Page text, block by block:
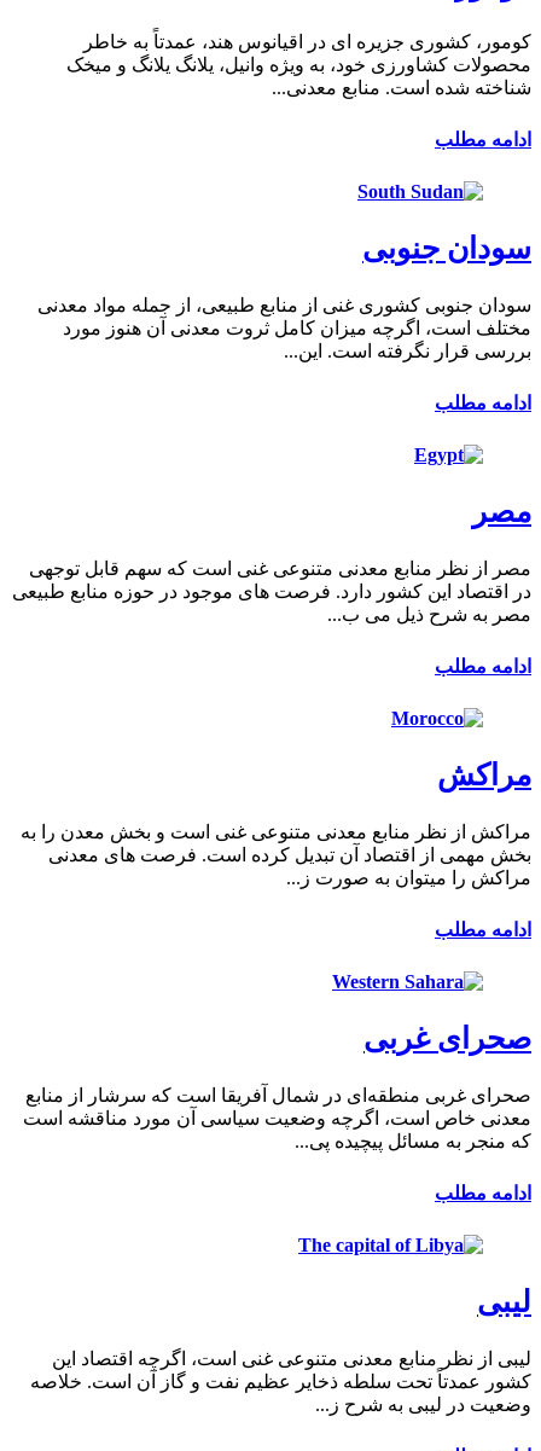
کومور، کشوری جزیره ای در اقیانوس هند، عمدتاً به خاطر
محصولات کشاورزی خود، به ویژه وانیل، یلانگ یلانگ و میخک
شناخته شده است. منابع معدنی...
ادامه مطلب
سودان جنوبی
سودان جنوبی کشوری غنی از منابع طبیعی، از جمله مواد معدنی
مختلف است، اگرچه میزان کامل ثروت معدنی آن هنوز مورد
بررسی قرار نگرفته است. این...
ادامه مطلب
مصر
مصر از نظر منابع معدنی متنوعی غنی است که سهم قابل توجهی
در اقتصاد این کشور دارد. فرصت های موجود در حوزه منابع طبیعی
مصر به شرح ذیل می ب...
ادامه مطلب
مراکش
مراکش از نظر منابع معدنی متنوعی غنی است و بخش معدن را به
بخش مهمی از اقتصاد آن تبدیل کرده است. فرصت های معدنی
مراکش را میتوان به صورت ز...
ادامه مطلب
صحرای غربی
صحرای غربی منطقه‌ای در شمال آفریقا است که سرشار از منابع
معدنی خاص است، اگرچه وضعیت سیاسی آن مورد مناقشه است
که منجر به مسائل پیچیده پی...
ادامه مطلب
لیبی
لیبی از نظر منابع معدنی متنوعی غنی است، اگرچه اقتصاد این
کشور عمدتاً تحت سلطه ذخایر عظیم نفت و گاز آن است. خلاصه
وضعیت در لیبی به شرح ز...